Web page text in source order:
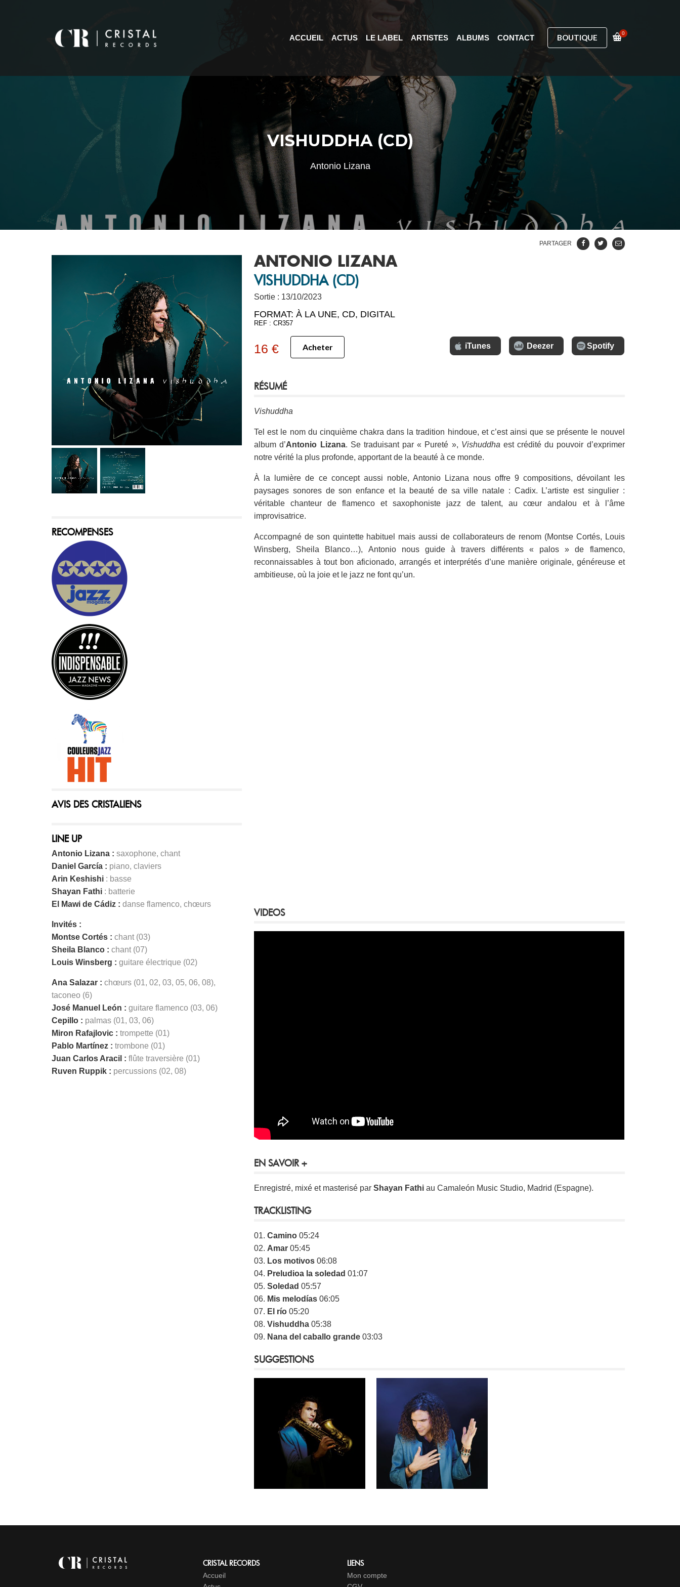
ACCUEIL ACTUS LE LABEL ARTISTES ALBUMS CONTACT BOUTIQUE 0
VISHUDDHA (CD)
Antonio Lizana
Previous
RECOMPENSES
AVIS DES CRISTALIENS
LINE UP
Antonio Lizana : saxophone, chant
Daniel García : piano, claviers
Arin Keshishi : basse
Shayan Fathi : batterie
El Mawi de Cádiz : danse flamenco, chœurs
Invités :
Montse Cortés : chant (03)
Sheila Blanco : chant (07)
Louis Winsberg : guitare électrique (02)
Ana Salazar : chœurs (01, 02, 03, 05, 06, 08),
taconeo (6)
José Manuel León : guitare flamenco (03, 06)
Cepillo : palmas (01, 03, 06)
Miron Rafajlovic : trompette (01)
Pablo Martínez : trombone (01)
Juan Carlos Aracil : flûte traversière (01)
Ruven Ruppik : percussions (02, 08)
PARTAGER
ANTONIO LIZANA
VISHUDDHA (CD)
Sortie : 13/10/2023
FORMAT:À LA UNE, CD, DIGITAL
REF : CR357
16 € Acheter iTunes Deezer Spotify
RÉSUMÉ
Vishuddha
Tel est le nom du cinquième chakra dans la tradition hindoue, et c’est ainsi que se présente le nouvel
album d’Antonio Lizana. Se traduisant par « Pureté », Vishuddha est crédité du pouvoir d’exprimer
notre vérité la plus profonde, apportant de la beauté à ce monde.
À la lumière de ce concept aussi noble, Antonio Lizana nous offre 9 compositions, dévoilant les
paysages sonores de son enfance et la beauté de sa ville natale : Cadix. L’artiste est singulier :
véritable chanteur de flamenco et saxophoniste jazz de talent, au cœur andalou et à l’âme
improvisatrice.
Accompagné de son quintette habituel mais aussi de collaborateurs de renom (Montse Cortés, Louis
Winsberg, Sheila Blanco…), Antonio nous guide à travers différents « palos » de flamenco,
reconnaissables à tout bon aficionado, arrangés et interprétés d’une manière originale, généreuse et
ambitieuse, où la joie et le jazz ne font qu’un.
VIDEOS
EN SAVOIR +
Enregistré, mixé et masterisé parShayan Fathi au Camaleón Music Studio, Madrid (Espagne).
TRACKLISTING
01.Camino 05:24
02. Amar 05:45
03. Los motivos 06:08
04. Preludioa la soledad 01:07
05.Soledad 05:57
06. Mis melodías 06:05
07. El río 05:20
08.Vishuddha 05:38
09. Nana del caballo grande 03:03
SUGGESTIONS
CRISTAL RECORDS
Accueil
LIENS
Mon compte